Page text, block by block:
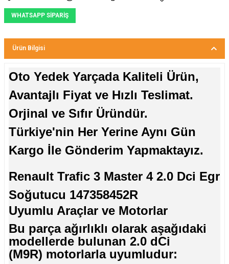
WHATSAPP SİPARİŞ
Ürün Bilgisi
Oto Yedek Yarçada Kaliteli Ürün,
Avantajlı Fiyat ve Hızlı Teslimat.
Orjinal ve Sıfır Üründür.
Türkiye'nin Her Yerine Aynı Gün
Kargo İle Gönderim Yapmaktayız.
Renault Trafic 3 Master 4 2.0 Dci Egr
Soğutucu 147358452R
Uyumlu Araçlar ve Motorlar
Bu parça ağırlıklı olarak aşağıdaki
modellerde bulunan 2.0 dCi
(M9R) motorlarla uyumludur: